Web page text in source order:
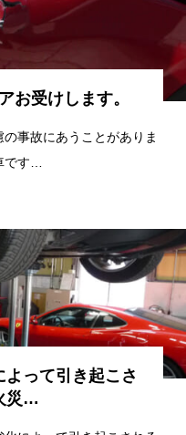
お受けします。
事故にあうことがありま
です…
って引き起こさ
災…